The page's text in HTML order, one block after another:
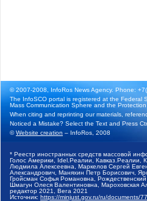
© 2007-2008, InfoRos News Agency. Phone:
The InfoSCO portal is registered at the Federal
Mass Communication Sphere and the
When citing and reprinting our materials,
Noticed a Mistake? Select the Text and Press
©Website creation – InfoRos, 2008
* Реестр иностранных средств массовой
Голос Америки, Idel.Реалии, Кавказ.Реалии,
Людмила Алексеевна, Маркелов Сергей
Александрович, Маняхин Петр Борисович,
Гройсман Софья Романовна,
Шмагун Олеся Валентиновна, Мароховская
редактор 2021, Вега 2021
Источник: https://minjust.gov.ru/ru/documents/